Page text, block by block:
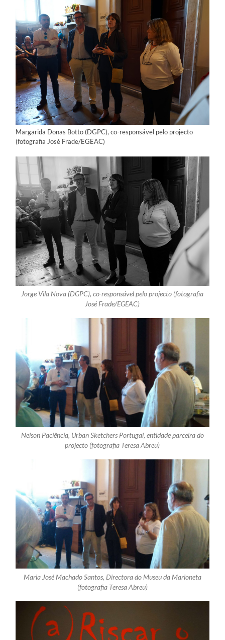
Margarida Donas Botto (DGPC), co-responsável pelo projecto
(fotografia José Frade/EGEAC)
Jorge Vila Nova (DGPC), co-responsável pelo projecto (fotografia
José Frade/EGEAC)
Nelson Paciência, Urban Sketchers Portugal, entidade parceira do
projecto (fotografia Teresa Abreu)
Maria José Machado Santos, Directora do Museu da Marioneta
(fotografia Teresa Abreu)